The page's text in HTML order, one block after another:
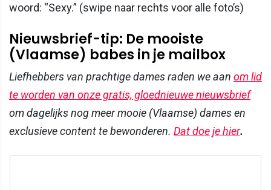
woord: “Sexy.” (swipe naar rechts voor alle foto’s)
Nieuwsbrief-tip: De mooiste
(Vlaamse) babes in je mailbox
Liefhebbers van prachtige dames raden we aan om lid
te worden van onze gratis, gloednieuwe nieuwsbrief
om dagelijks nog meer mooie (Vlaamse) dames en
exclusieve content te bewonderen. Dat doe je hier.